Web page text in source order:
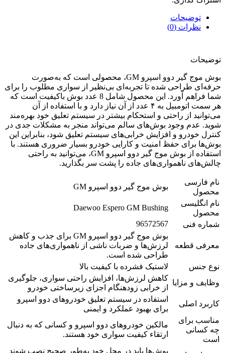
توضیحات
نظرات (0)
توضیحات
بوش موج گیر دوو اسپرو GM، محصولی است که به‌صورت
حرفه‌ای طراحی شده تا تجربه‌ای بی‌نظیر از سواری مطلوب را برای
شما فراهم آورد. این محصول شامل 8 عدد بوش باکیفیت است که
هر سمت اتومبیل به ۴ عدد از آن نیاز دارد و با استفاده از آن
می‌توانید از راحتی و استحکام بیشتر در سیستم تعلیق خود بهره‌مند
شوید. عدم وجود بوش‌های سالم می‌تواند منجر به مشکلات جدی در
کنترل خودرو و افزایش خرابی‌های سیستم تعلیق شود، بنابراین این
بوش‌ها برای حفظ امنیت و کارایی خودرو بسیار ضروری هستند. با
استفاده از بوش موج گیر دوو اسپرو GM، می‌توانید به راحتی
چالش‌های ناهمواری‌های جاده را پشت سر بگذارید.
نام فارسی
محصول
بوش موج گیر دوو اسپرو GM
نام انگلیسی
محصول
Daewoo Espero GM Bushing
شماره فنی
96572567
معرفی قطعه
بوش موج گیر دوو اسپرو GM برای جذب و کاهش
لرزش‌ها و ضربات ناشی از ناهمواری‌های جاده
طراحی شده است.
نوع جنس
لاستیک فشرده با کیفیت بالا
وظایف و مزایا
کاهش لرزش‌ها، افزایش راحتی سواری، جلوگیری
از خرابی زودهنگام اجزای زیرساختی خودرو
کاربرد اصلی
استفاده در سیستم تعلیق خودروهای دوو اسپرو
برای بهبود عملکرد و ایمنی
مناسب برای
چه کسانی
است
مالکین خودروهای دوو اسپرو و کسانی که به دنبال
ارتقاء کیفیت سواری خود هستند.
بوش‌ها باید در محل خود به‌طور صحیح نصب شوند